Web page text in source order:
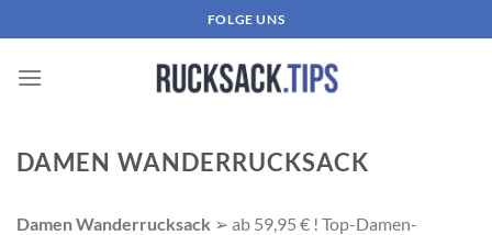
Inhalt
springen
FOLGE UNS
DAMEN WANDERRUCKSACK
Damen Wanderrucksack ➢ ab 59,95 € ! Top-Damen-